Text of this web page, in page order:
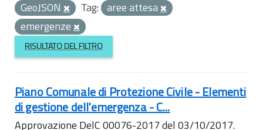
GeoJSON
Tag: aree attesa
emergenze
RISULTATO DEL FILTRO
Piano Comunale di Protezione Civile - Elementi
di gestione dell'emergenza - C...
Approvazione DelC 00076-2017 del 03/10/2017.